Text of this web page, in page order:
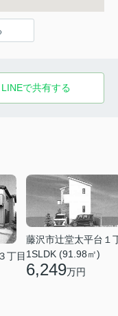
LINEで共有する
丁目
藤沢市辻堂太平台１
1SLDK (91.98㎡)
6,249万円